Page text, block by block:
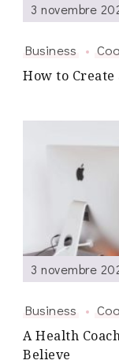
Business
How to
3 novembre
Business
A Health
Believe
3 novembre